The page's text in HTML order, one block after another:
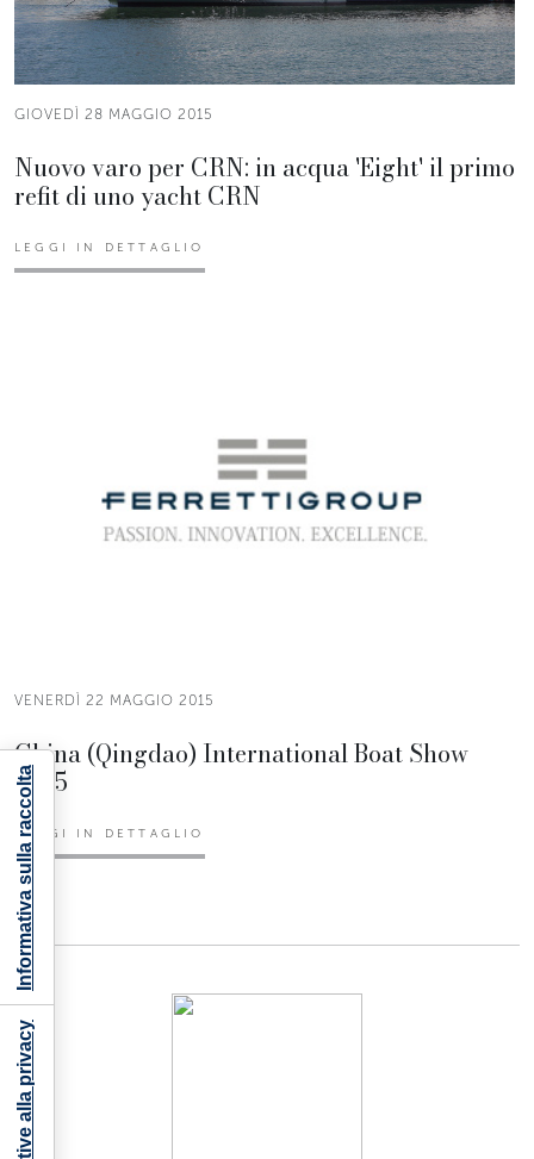
GIOVEDÌ 28 MAGGIO 2015
Nuovo varo per CRN: in acqua 'Eight' il primo
refit di uno yacht CRN
LEGGI IN DETTAGLIO
VENERDÌ 22 MAGGIO 2015
China (Qingdao) International Boat Show
2015
LEGGI IN DETTAGLIO
Informativa sulla raccolta